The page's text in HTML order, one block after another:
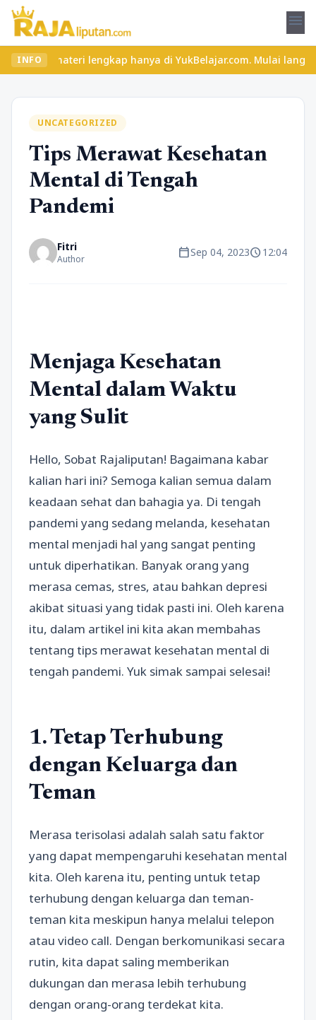
menu
INFOlengkap hanya di YukBelajar.com. Mulai langkah
UNCATEGORIZED
Tips Merawat Kesehatan
Mental di Tengah
Pandemi
Fitri
Author calendar_todaySep 04, 2023schedule12:04
Menjaga Kesehatan
Mental dalam Waktu
yang Sulit
Hello, Sobat Rajaliputan! Bagaimana kabar
kalian hari ini? Semoga kalian semua dalam
keadaan sehat dan bahagia ya. Di tengah
pandemi yang sedang melanda, kesehatan
mental menjadi hal yang sangat penting
untuk diperhatikan. Banyak orang yang
merasa cemas, stres, atau bahkan depresi
akibat situasi yang tidak pasti ini. Oleh karena
itu, dalam artikel ini kita akan membahas
tentang tips merawat kesehatan mental di
tengah pandemi. Yuk simak sampai selesai!
1. Tetap Terhubung
dengan Keluarga dan
Teman
Merasa terisolasi adalah salah satu faktor
yang dapat mempengaruhi kesehatan mental
kita. Oleh karena itu, penting untuk tetap
terhubung dengan keluarga dan teman-
teman kita meskipun hanya melalui telepon
atau video call. Dengan berkomunikasi secara
rutin, kita dapat saling memberikan
dukungan dan merasa lebih terhubung
dengan orang-orang terdekat kita.